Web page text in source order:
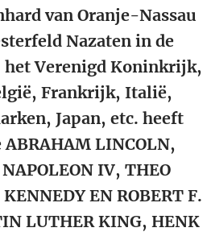
van Oranje-Nassau
Nazaten in de
het Verenigd Koninkrijk,
Frankrijk, Italië,
Japan, etc. heeft
LINCOLN,
IV, THEO
EN ROBERT F.
LUTHER KING, HENK